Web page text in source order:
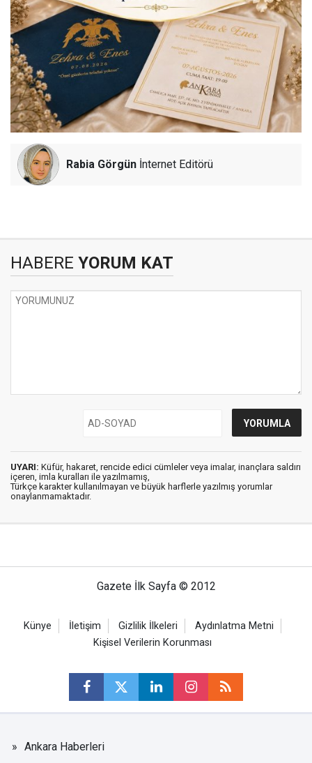
Rabia Görgün İnternet Editörü
HABERE YORUM KAT
UYARI: Küfür, hakaret, rencide edici cümleler veya imalar, inançlara saldırı
içeren, imla kuralları ile yazılmamış,
Türkçe karakter kullanılmayan ve büyük harflerle yazılmış yorumlar
onaylanmamaktadır.
Gazete İlk Sayfa © 2012
Künye İletişim Gizlilik İlkeleri
Aydınlatma Metni
Kişisel Verilerin Korunması
Ankara Haberleri